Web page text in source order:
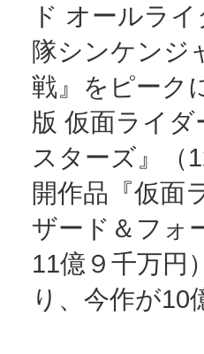
ド オールラ
隊シンケンジ
戦』をピーク
版 仮面ライ
スターズ』（
開作品『仮面
ザード＆フォ
11億９千万円
り、今作が10